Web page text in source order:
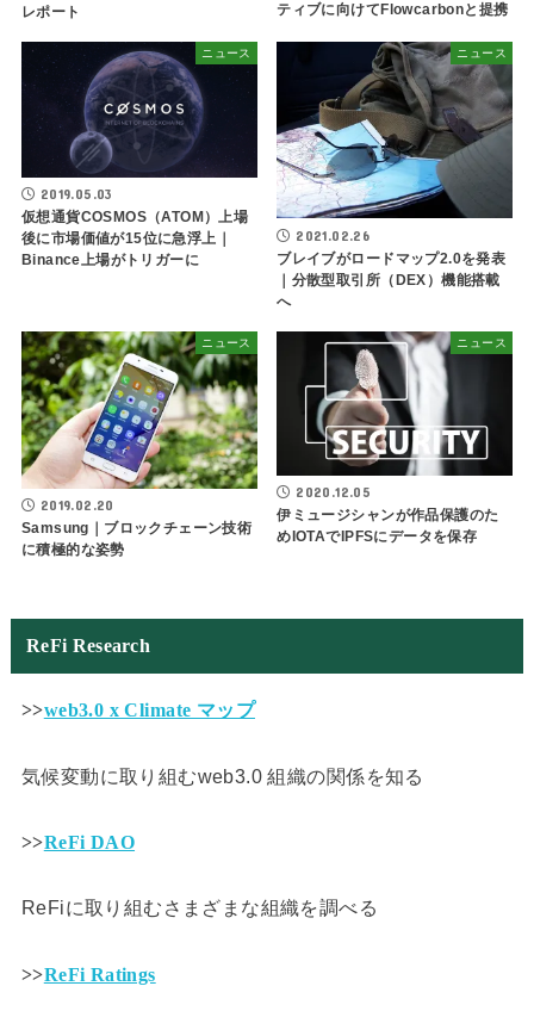
レポート
ティブに向けてFlowcarbonと提携
ニュース
2019.05.03
仮想通貨COSMOS（ATOM）上場
後に市場価値が15位に急浮上｜
Binance上場がトリガーに
ニュース
2021.02.26
ブレイブがロードマップ2.0を発表
｜分散型取引所（DEX）機能搭載
へ
ニュース
2019.02.20
Samsung｜ブロックチェーン技術
に積極的な姿勢
ニュース
2020.12.05
伊ミュージシャンが作品保護のた
めIOTAでIPFSにデータを保存
ReFi Research
>>web3.0 x Climate マップ
気候変動に取り組むweb3.0 組織の関係を知る
>>ReFi DAO
ReFiに取り組むさまざまな組織を調べる
>>ReFi Ratings